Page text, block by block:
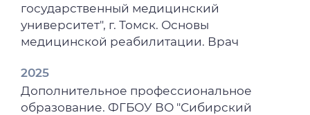
государственный медицинский
университет", г. Томск. Основы
медицинской реабилитации. Врач
2025
Дополнительное профессиональное
образование. ФГБОУ ВО "Сибирский